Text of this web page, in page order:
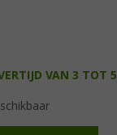
VAN 3 TOT 5